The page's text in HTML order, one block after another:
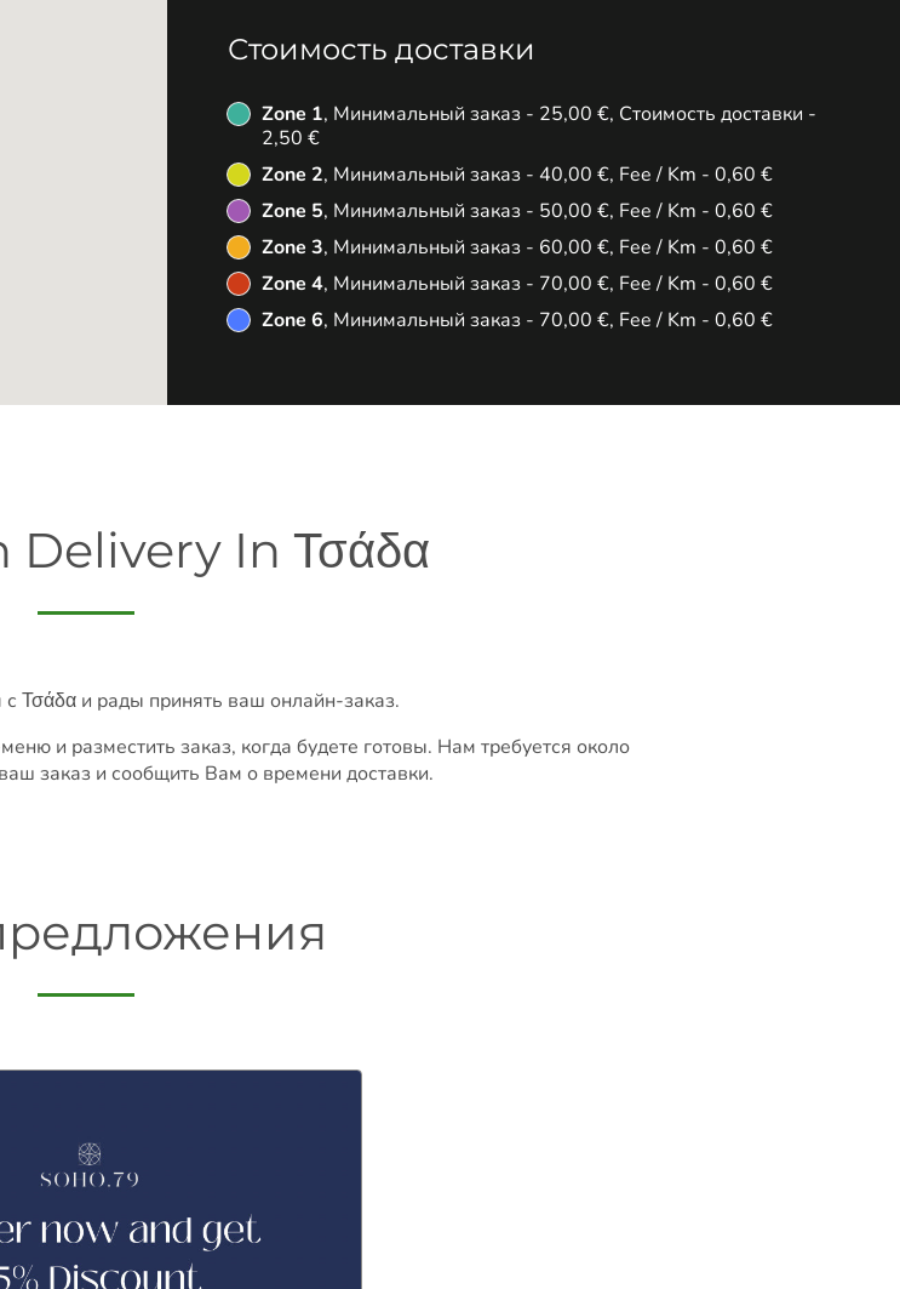
Стоимость доставки
Zone 1, Минимальный заказ - 25,00 €, Стоимость доставки -
2,50 €
Zone 2, Минимальный заказ - 40,00 €, Fee / Km - 0,60 €
Zone 5, Минимальный заказ - 50,00 €, Fee / Km - 0,60 €
Zone 3, Минимальный заказ - 60,00 €, Fee / Km - 0,60 €
Zone 4, Минимальный заказ - 70,00 €, Fee / Km - 0,60 €
Zone 6, Минимальный заказ - 70,00 €, Fee / Km - 0,60 €
In Τσάδα
Τσάδα и рады принять ваш онлайн-заказ.
и разместить заказ, когда будете готовы. Нам требуется около
заказ и сообщить Вам о времени доставки.